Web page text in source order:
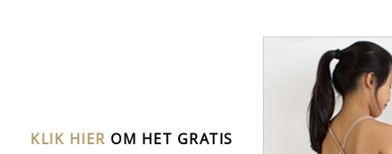
KLIK HIER OM HET GRATIS